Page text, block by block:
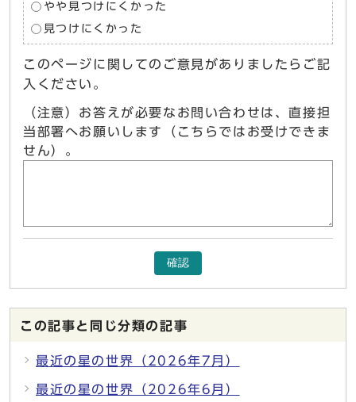
やや見つけにくかった
見つけにくかった
このページに関してのご意見がありましたらご記
入ください。
（注意）お答えが必要なお問い合わせは、直接担
当部署へお願いします（こちらではお受けできま
せん）。
確認
この記事と同じ分類の記事
最近の星の世界（2026年7月）
最近の星の世界（2026年6月）